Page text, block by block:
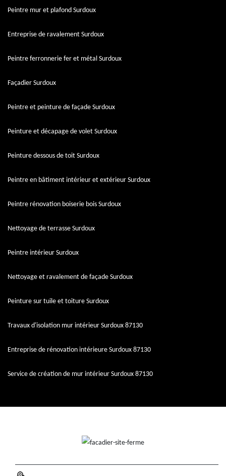
Peintre mur et plafond Surdoux
Entreprise de ravalement Surdoux
Peintre ferronnerie fer et métal Surdoux
Façadier Surdoux
Peintre et peinture de façade Surdoux
Peinture et décapage de volet Surdoux
Peinture dessous de toit Surdoux
Peintre en bâtiment intérieur et extérieur Surdoux
Peintre rénovation boiserie bois Surdoux
Nettoyage de terrasse Surdoux
Peintre intérieur Surdoux
Nettoyage et ravalement de façade Surdoux
Peinture sur tuile et toiture Surdoux
Travaux d'isolation mur intérieur Surdoux 87130
Entreprise de rénovation intérieure Surdoux 87130
Service de création de mur intérieur Surdoux 87130